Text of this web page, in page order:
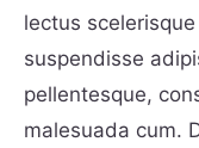
lectus
suspendisse
pellentesque,
malesuada cum.